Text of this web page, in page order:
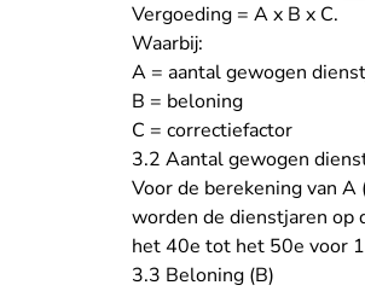
Vergoeding = A x B x C.
Waarbij:
A = aantal gewogen
B = beloning
C = correctiefactor
3.2 Aantal gewogen
Voor de berekening van
worden de dienstjaren op
het 40e tot het 50e voor
3.3 Beloning (B)